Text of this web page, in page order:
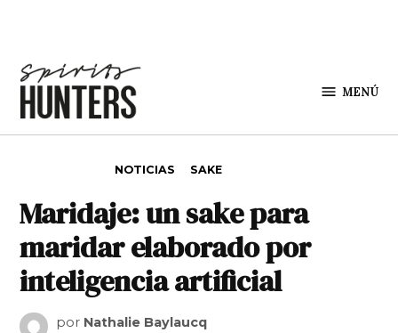
MENÚ
NOTICIAS SAKE
Maridaje: un sake para
maridar elaborado por
inteligencia artificial
por Nathalie Baylaucq